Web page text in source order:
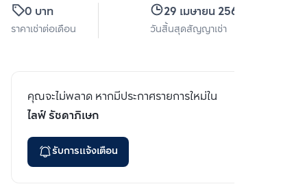
0 บาท
ราคาเช่าต่อเดือน
29 เมษายน 2569
วันสิ้นสุดสัญญาเช่า
คุณจะไม่พลาด หากมีประกาศรายการใหม่ใน
ไลฟ์ รัชดาภิเษก
รับการแจ้งเตือน